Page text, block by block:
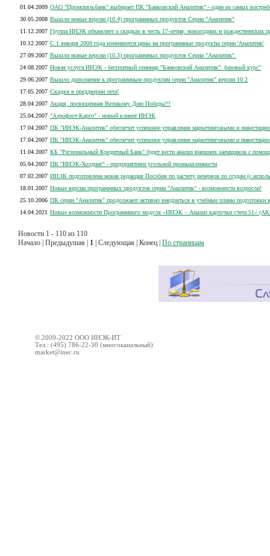
01.04.2009 ОАО "Промсвязьбанк" выбирает ПК "Банковский Аналитик" - один из самых
30.05.2008 Вышли новые версии (10.4) программных продуктов Серии "Аналитик"
11.12.2007 Группа ИНЭК объявляет о скидках в честь 17-летия, новогодних и рождественских
10.12.2007 С 1 января 2008 года изменяются цены на программные продукты серии 'Аналитик'
27.09.2007 Вышли новые версии (10.3) программных продуктов Серии "Аналитик".
24.08.2007 Новая услуга ИНЭК - бесплатный семинар "Банковский Аналитик": базовый курс"
29.06.2007 Вышло дополнение к программным продуктам серии "Аналитик" версии 10.2
17.05.2007 Скидки в преддверии лета!
28.04.2007 Акция, посвящённая Великому Дню Победы!!!
25.04.2007 "Аэрофлот-Карго" - новый клиент ИНЭК
17.04.2007 ПК "ИНЭК-Аналитик" обеспечит успешное управление маркетинговыми и
17.04.2007 ПК "ИНЭК-Аналитик" обеспечит успешное управление маркетинговыми и
11.04.2007 КБ "Региональный Кредитный Банк" будет вести анализ внешних заемщиков с
05.04.2007 ПК "ИНЭК-Холдинг" - предприятиям угольной промышленности
07.02.2007 ИНЭК подготовлена новая редакция Пособия по расчету резервов по ссудам (с
18.01.2007 Новые версии программных продуктов серии "Аналитик" - возможности возросли!
25.10.2006 ПК серии "Аналитик" продолжают активно внедряться в учебные планы подготовки
14.04.2021 Новые возможности Программного модуля «ИНЭК – Анализ карточки счета 51»
Новости 1 - 110 из 110
Начало | Предыдушая | 1 | Следующая | Конец | По страницам
© 2009-2022 ООО ИНЭК-ИТ
Тел.: (495) 786-22-30 (многоканальный)
market@inec.ru